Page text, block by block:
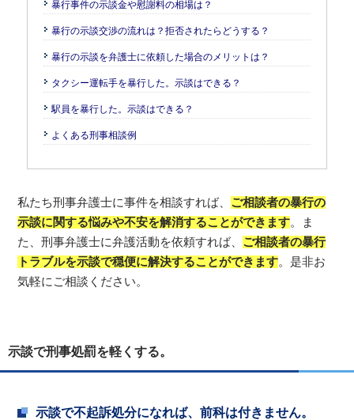
暴行事件の示談金や慰謝料の相場は？
暴行の示談交渉の流れは？拒否されたらどうする？
暴行の示談を弁護士に依頼した場合のメリットは？
タクシー運転手を暴行した。示談はできる？
駅員を暴行した。示談はできる？
よくある刑事相談例
私たち刑事弁護士に事件を相談すれば、 ご相談者の暴行の
示談に関する悩みや不安を解消することができます。ま
た、刑事弁護士に弁護活動を依頼すれば、 ご相談者の暴行
トラブルを示談で穏便に解決することができます。是非お
気軽にご相談ください。
示談で刑事処罰を軽くする。
示談で不起訴処分になれば、前科は付きません。